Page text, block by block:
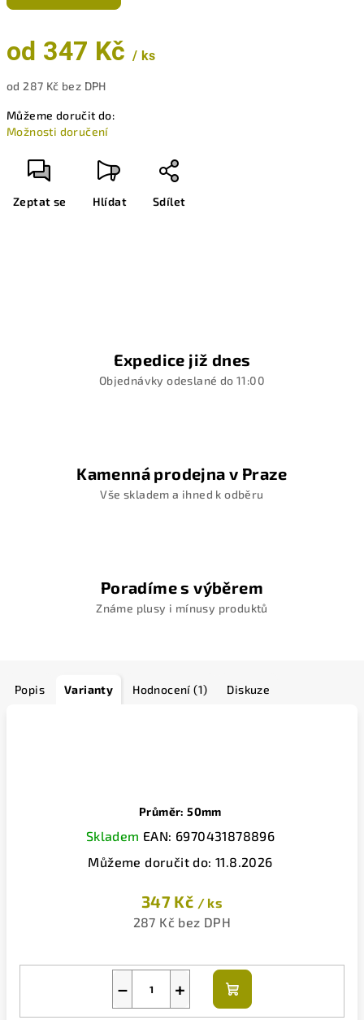
od 347 Kč / ks
od 287 Kč bez DPH
cena:
Můžeme doručit do:
Možnosti doručení
Zeptat se Hlídat Sdílet
Expedice již dnes
Objednávky odeslané do 11:00
Kamenná prodejna v Praze
Vše skladem a ihned k odběru
Poradíme s výběrem
Známe plusy i mínusy produktů
Popis Varianty Hodnocení (1) Diskuze
Průměr: 50mm
Skladem EAN: 6970431878896
Můžeme doručit do: 11.8.2026
347 Kč / ks
287 Kč bez DPH
+
−
Do
košíku